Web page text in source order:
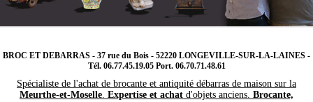
BROC ET DEBARRAS - 37 rue du Bois - 52220 LONGEVILLE-SUR-LA-LAINES -
Tél. 06.77.45.19.05 Port. 06.70.71.48.61
Spécialiste de l'achat de brocante et antiquité débarras de maison sur la
Meurthe-et-Moselle. Expertise et achat d'objets anciens. Brocante,